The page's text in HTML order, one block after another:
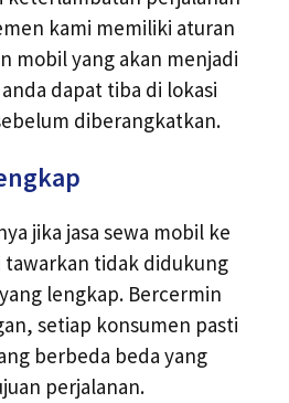
kami memiliki aturan
mobil yang akan menjadi
dapat tiba di lokasi
diberangkatkan.
jika jasa sewa mobil ke
tawarkan tidak didukung
lengkap. Bercermin
setiap konsumen pasti
berbeda beda yang
perjalanan.